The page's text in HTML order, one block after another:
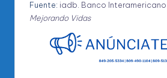
Fuente: iadb. Banco
Mejorando Vidas